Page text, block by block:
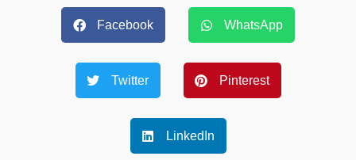
Facebook WhatsApp
Twitter Pinterest
LinkedIn